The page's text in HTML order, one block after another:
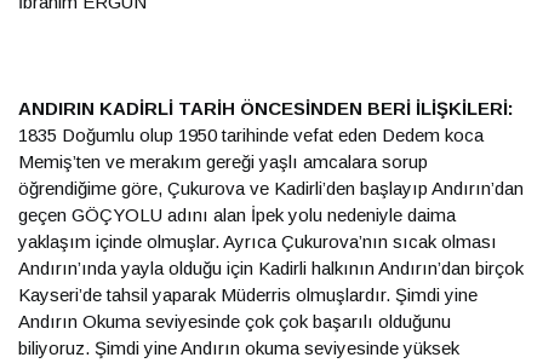
ANDIRIN KADİRLİ TARİH ÖNCESİNDEN BERİ İLİŞKİLERİ:
1835 Doğumlu olup 1950 tarihinde vefat eden Dedem koca
Memiş’ten ve merakım gereği yaşlı amcalara sorup
öğrendiğime göre, Çukurova ve Kadirli’den başlayıp Andırın’dan
geçen GÖÇYOLU adını alan İpek yolu nedeniyle daima
yaklaşım içinde olmuşlar. Ayrıca Çukurova’nın sıcak olması
Andırın’ında yayla olduğu için Kadirli halkının Andırın’dan birçok
Kayseri’de tahsil yaparak Müderris olmuşlardır. Şimdi yine
Andırın Okuma seviyesinde çok çok başarılı olduğunu
biliyoruz. Şimdi yine Andırın okuma seviyesinde yüksek